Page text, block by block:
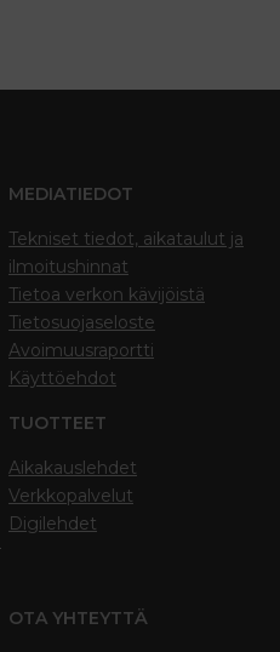
MEDIATIEDOT
Tekniset tiedot, aikataulut ja
ilmoitushinnat
Tietoa verkon kävijöistä
Tietosuojaseloste
Avoimuusraportti
Käyttöehdot
TUOTTEET
Aikakauslehdet
Verkkopalvelut
Digilehdet
OTA YHTEYTTÄ